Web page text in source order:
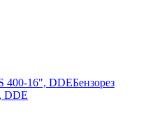
400-16", DDEБензорез
DDE